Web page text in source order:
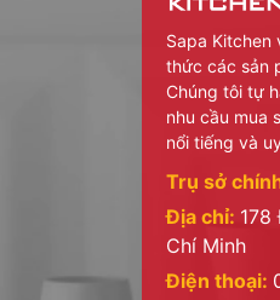
Sapa Kitchen
thức các sản
Chúng tôi tự
nhu cầu mua
nổi tiếng và
Trụ sở
Địa chỉ: 178
Chí Minh
Điện thoại: